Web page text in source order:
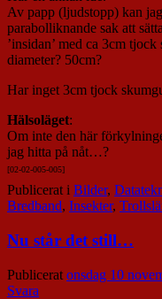
Av papp (ljudstopp) kan
parabolliknande sak att
’insidan’ med ca 3cm
diameter? 50cm?
Har inget 3cm tjock
Hälsoläget:
Om inte den här
jag hitta på nåt…?
[02-02-005-005]
Publicerat i Bilder,
Bredband, Insekter,
Nu står det still…
Publicerat onsdag 10
Svara